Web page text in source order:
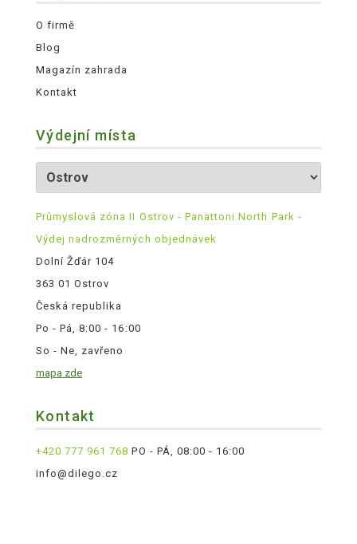
O firmě
Blog
Magazín zahrada
Kontakt
Výdejní místa
Průmyslová zóna II Ostrov - Panattoni North Park -
Výdej nadrozměrných objednávek
Dolní Žďár 104
363 01 Ostrov
Česká republika
Po - Pá, 8:00 - 16:00
So - Ne, zavřeno
mapa zde
Kontakt
+420 777 961 768 PO - PÁ, 08:00 - 16:00
info@dilego.cz